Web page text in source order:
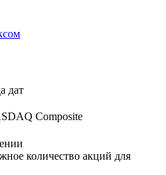
дат
Composite
количество акций для